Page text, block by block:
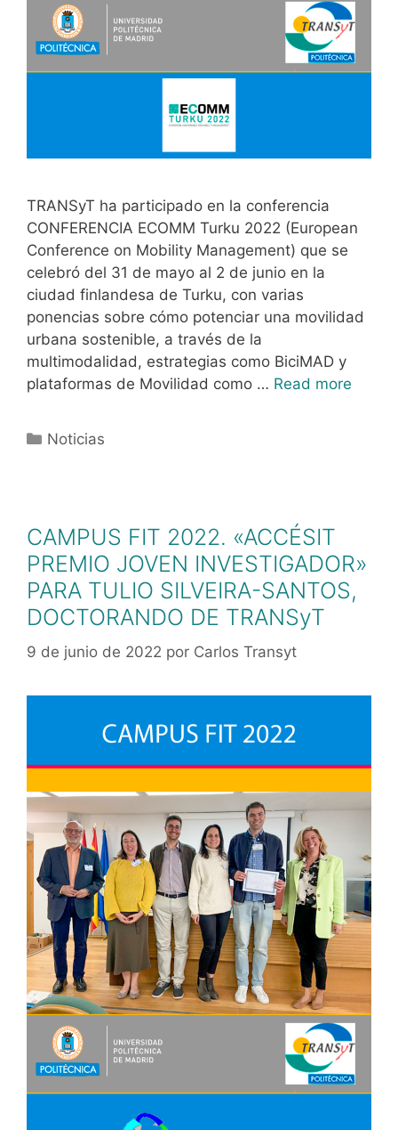
TRANSyT ha participado en la conferencia
CONFERENCIA ECOMM Turku 2022 (European
Conference on Mobility Management) que se
celebró del 31 de mayo al 2 de junio en la
ciudad finlandesa de Turku, con varias
ponencias sobre cómo potenciar una movilidad
urbana sostenible, a través de la
multimodalidad, estrategias como BiciMAD y
plataformas de Movilidad como … Read more
Noticias
CAMPUS FIT 2022. «ACCÉSIT
PREMIO JOVEN INVESTIGADOR»
PARA TULIO SILVEIRA-SANTOS,
DOCTORANDO DE TRANSyT
9 de junio de 2022 por Carlos Transyt